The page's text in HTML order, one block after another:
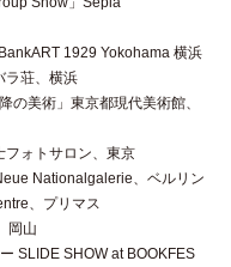
1929 Yokohama 横浜
ラ荘、横浜
の美術」東京都現代美術館、
フォトサロン、東京
Nationalgalerie、ベルリン
Centre、プリマス
岡山
SLIDE SHOW at BOOKFES